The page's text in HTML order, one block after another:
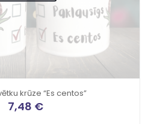
krūze “Es centos”
7,48 €